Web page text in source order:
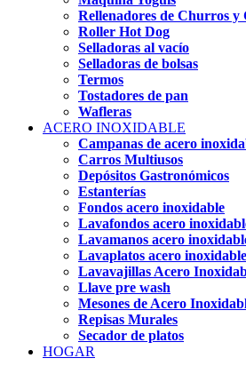
Rellenadores de Churros y
Roller Hot Dog
Selladoras al vacío
Selladoras de bolsas
Termos
Tostadores de pan
Wafleras
ACERO INOXIDABLE
Campanas de acero
Carros Multiusos
Depósitos Gastronómicos
Estanterías
Fondos acero inoxidable
Lavafondos acero
Lavamanos acero
Lavaplatos acero inoxidable
Lavavajillas Acero
Llave pre wash
Mesones de Acero
Repisas Murales
Secador de platos
HOGAR